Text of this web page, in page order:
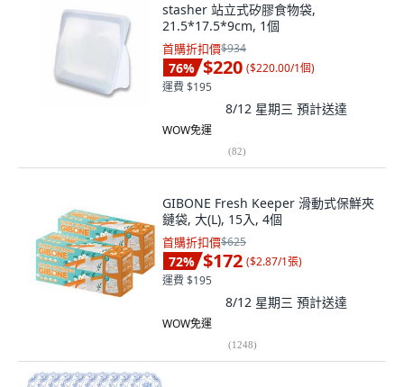
stasher 站立式矽膠食物袋,
21.5*17.5*9cm, 1個
首購折扣價$934
76% $220 ($220.00/1個)
運費 $195
8/12 星期三 預計送達
WOW免運
(82)
GIBONE Fresh Keeper 滑動式保鮮夾
鏈袋, 大(L), 15入, 4個
首購折扣價$625
72% $172 ($2.87/1張)
運費 $195
8/12 星期三 預計送達
WOW免運
(1248)